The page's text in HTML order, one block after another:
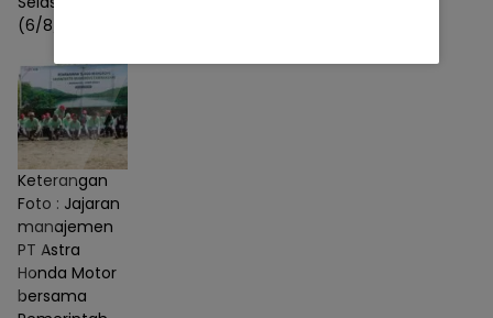
(6/8/2026)
Keterangan
Foto : Jajaran
manajemen
PT Astra
Honda Motor
bersama